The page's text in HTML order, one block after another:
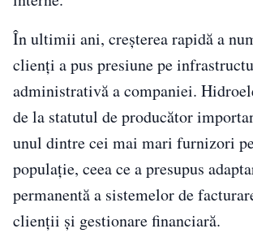
În ultimii ani, creșterea rapidă a
clienți a pus presiune pe
administrativă a companiei.
de la statutul de producător
unul dintre cei mai mari furnizori
populație, ceea ce a presupus
permanentă a sistemelor de
clienții și gestionare financiară.